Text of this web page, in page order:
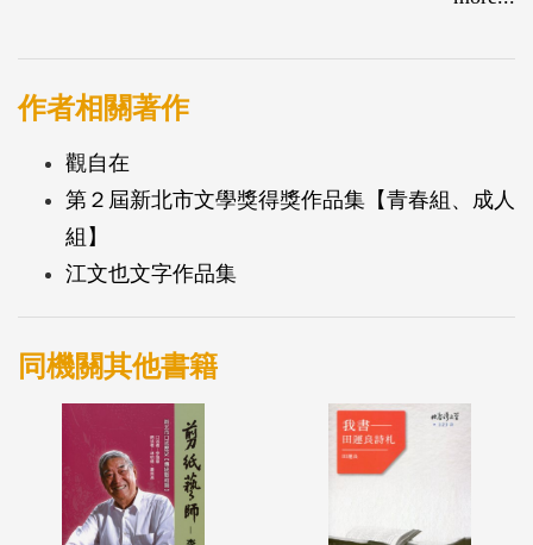
外，三峽還有許多適合徒步的景點，從鳶山步道遠
眺，或是順著大豹溪探尋瀑布秘境，在五寮溪品茗、
峽溪旁的三峽虹橋，更是臺灣少數僅存的拱橋，常是
詩人、畫家筆下創作的題材。
作者相關著作
觀自在
第２屆新北市文學獎得獎作品集【青春組、成人
組】
江文也文字作品集
同機關其他書籍